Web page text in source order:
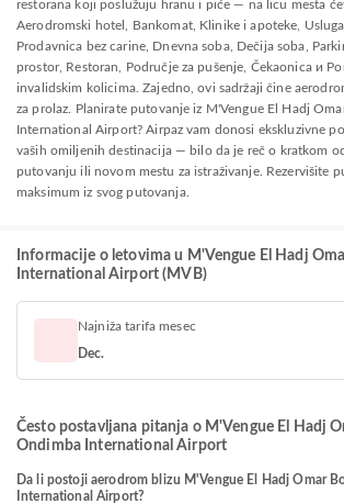
restorana koji poslužuju hranu i piće — na licu mesta
Aerodromski hotel, Bankomat, Klinike i apoteke, Usluga
Prodavnica bez carine, Dnevna soba, Dečija soba,
prostor, Restoran, Područje za pušenje, Čekaonica и
invalidskim kolicima. Zajedno, ovi sadržaji čine
za prolaz. Planirate putovanje iz M'Vengue El Hadj
International Airport? Airpaz vam donosi ekskluzivne
vaših omiljenih destinacija — bilo da je reč o kratkom
putovanju ili novom mestu za istraživanje. Rezervišite
maksimum iz svog putovanja.
Informacije o letovima u M'Vengue El Hadj
International Airport (MVB)
Najniža tarifa mesec
Dec.
Često postavljana pitanja o M'Vengue El Hadj
Ondimba International Airport
Da li postoji aerodrom blizu M'Vengue El Hadj Omar
International Airport?